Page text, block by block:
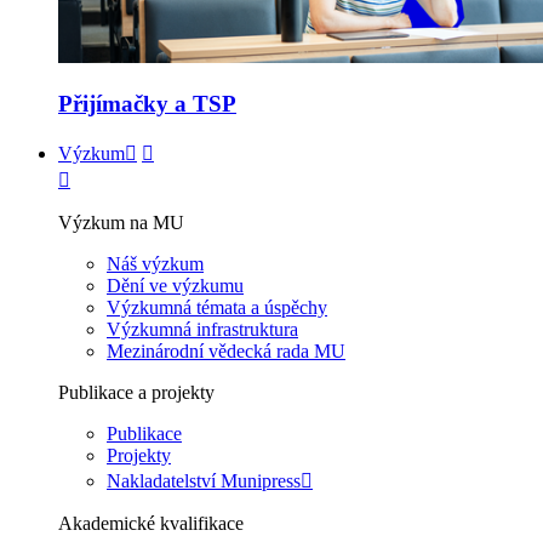
Přijímačky a TSP
Výzkum
Výzkum na MU
Náš výzkum
Dění ve výzkumu
Výzkumná témata a úspěchy
Výzkumná infrastruktura
Mezinárodní vědecká rada MU
Publikace a projekty
Publikace
Projekty
Nakladatelství Munipress
Akademické kvalifikace